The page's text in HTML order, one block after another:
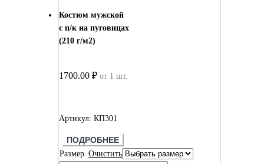
Костюм мужской
с п/к на пуговицах
(210 г/м2)
1700.00 ₽ от 1 шт.
Артикул: КП301
ПОДРОБНЕЕ
Размер Очистить